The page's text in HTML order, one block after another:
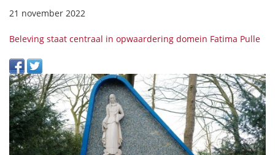
21 november 2022
Beleving staat centraal in opwaardering domein Fatima Pulle